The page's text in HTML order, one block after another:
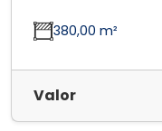
380,00 m²
Valor